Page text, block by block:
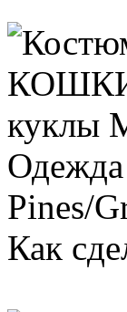
Pines/
Как